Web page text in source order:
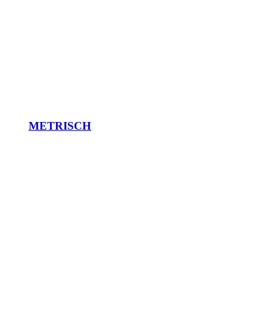
METRISCH